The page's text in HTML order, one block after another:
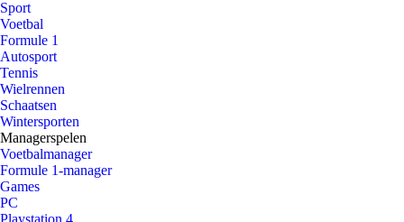
Sport
Voetbal
Formule 1
Autosport
Tennis
Wielrennen
Schaatsen
Wintersporten
Managerspelen
Voetbalmanager
Formule 1-manager
Games
PC
Playstation 4